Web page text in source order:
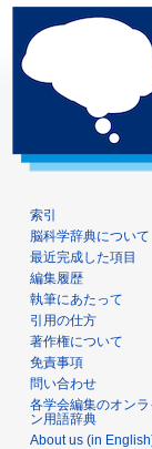
索引
脳科学辞典について
最近完成した項目
編集履歴
執筆にあたって
引用の仕方
著作権について
免責事項
問い合わせ
各学会編集のオンラ
ン用語辞典
About us (in